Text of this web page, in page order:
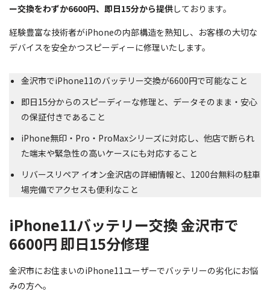
ー交換をわずか6600円、即日15分から提供しております。
経験豊富な技術者がiPhoneの内部構造を熟知し、お客様の大切な
デバイスを安全かつスピーディーに修理いたします。
金沢市でiPhone11のバッテリー交換が6600円で可能なこと
即日15分からのスピーディーな修理と、データそのまま・安心
の保証付きであること
iPhone無印・Pro・ProMaxシリーズに対応し、他店で断られ
た端末や緊急性の高いケースにも対応すること
リバースリペア イオン金沢店の詳細情報と、1200台無料の駐車
場完備でアクセスも便利なこと
iPhone11バッテリー交換 金沢市で
6600円 即日15分修理
金沢市にお住まいのiPhone11ユーザーでバッテリーの劣化にお悩
みの方へ。